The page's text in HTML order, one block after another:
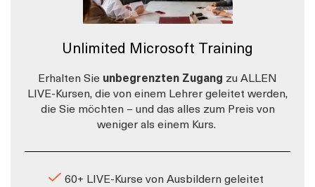
Unlimited Microsoft Training
Erhalten Sie unbegrenzten Zugang zu ALLEN
LIVE-Kursen, die von einem Lehrer geleitet werden,
die Sie möchten – und das alles zum Preis von
weniger als einem Kurs.
60+ LIVE-Kurse von Ausbildern geleitet